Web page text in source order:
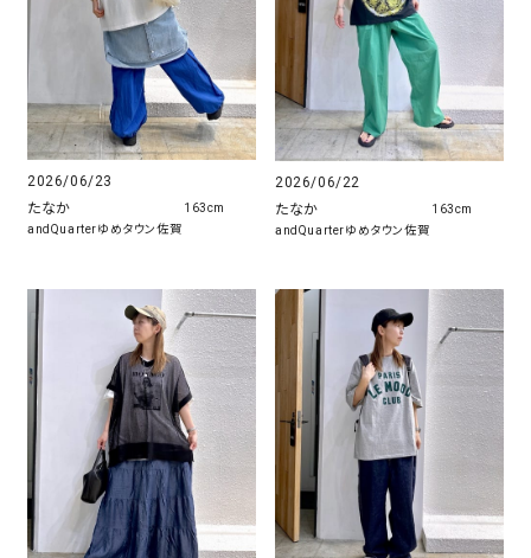
2026/06/23
たなか
andQuarterゆめタウン佐賀
163cm
2026/06/22
たなか
andQuarterゆめタウン佐賀
163cm